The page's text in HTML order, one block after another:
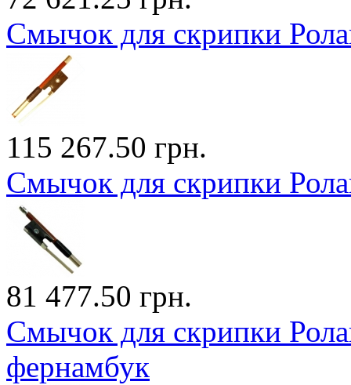
Смычок для скрипки
115 267.50 грн.
Смычок для скрипки
81 477.50 грн.
Смычок для скрипки
фернамбук